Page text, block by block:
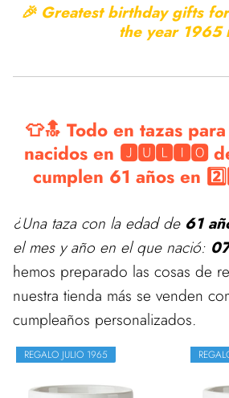
🎉 Greatest birthday gifts
the year 1965
👕🔝 Todo en tazas
nacidos en 🅹🆄🅻🅸🅾 de
cumplen 61 años en
¿Una taza con la edad de 61
el mes y año en el que nació:
hemos preparado las cosas de
nuestra tienda más se venden
cumpleaños personalizados.
REGALO JULIO 1965